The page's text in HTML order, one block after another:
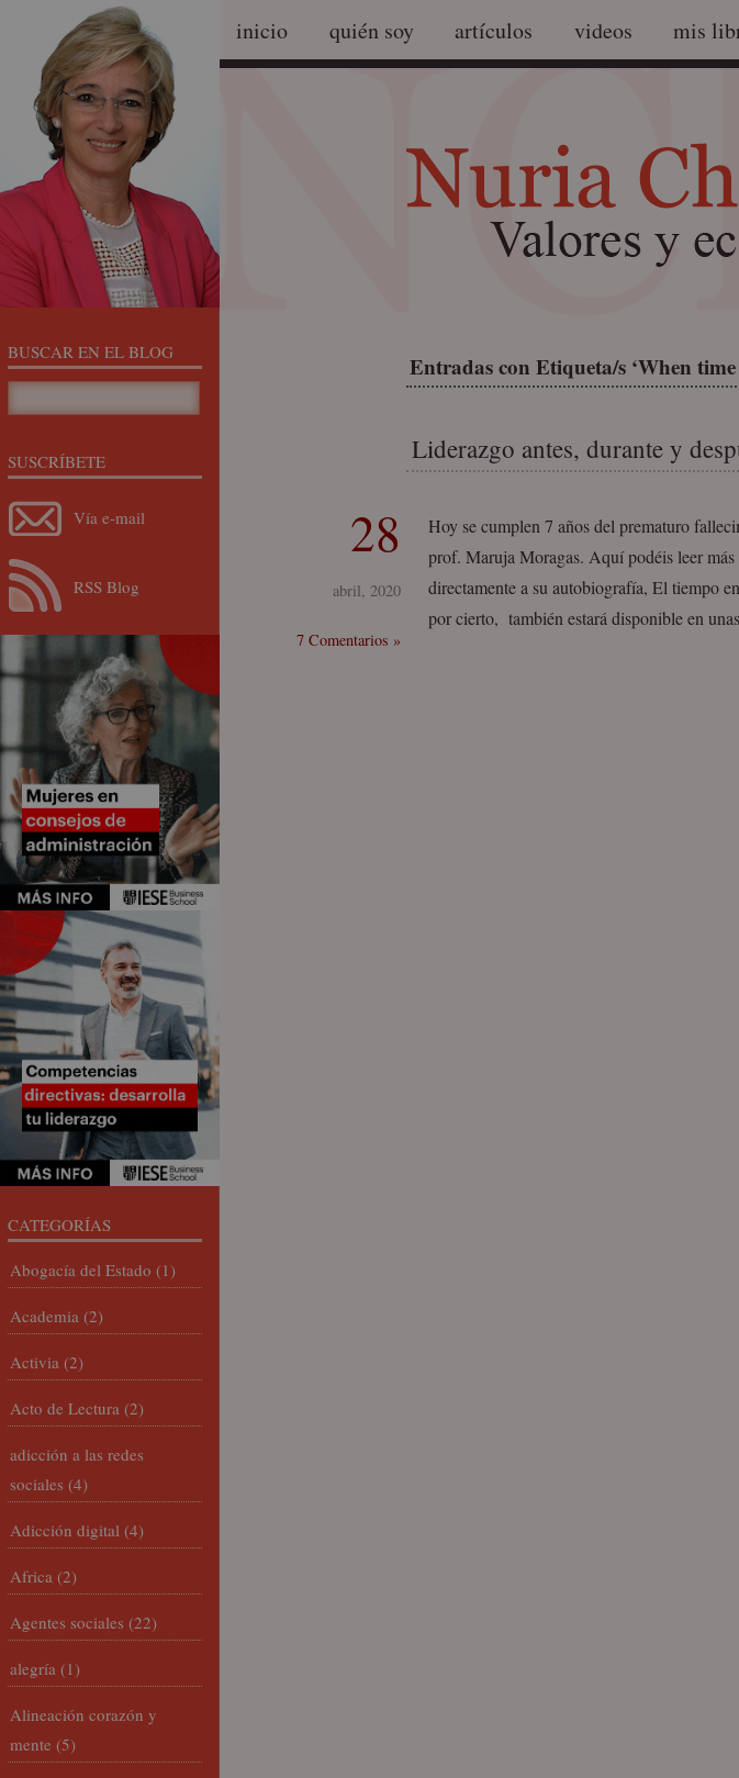
inicio quién soy artículos videos mis
Entradas con Etiqueta/s ‘When
Liderazgo antes, durante y
28
abril, 2020
7 Comentarios »
Hoy se cumplen 7 años del prematuro
prof. Maruja Moragas. Aquí podéis leer
directamente a su autobiografía, El tiempo
por cierto, también estará disponible en
BUSCAR EN EL BLOG
SUSCRÍBETE
Vía e-mail
RSS Blog
CATEGORÍAS
Abogacía del Estado (1)
Academia (2)
Activia (2)
Acto de Lectura (2)
adicción a las redes
sociales (4)
Adicción digital (4)
Africa (2)
Agentes sociales (22)
alegría (1)
Alineación corazón y
mente (5)